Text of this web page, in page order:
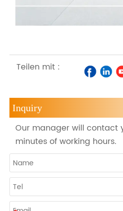
Teilen mit :
Inquiry
Our manager will contact
minutes of working hours.